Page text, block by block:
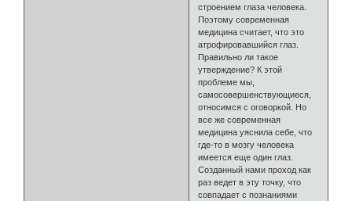
строением глаза человека.
Поэтому современная
медицина считает, что это
атрофировавшийся глаз.
Правильно ли такое
утверждение? К этой
проблеме мы,
самосовершенствующиеся,
относимся с оговоркой. Но
все же современная
медицина уяснила себе, что
где-то в мозгу человека
имеется еще один глаз.
Созданный нами проход как
раз ведет в эту точку, что
совпадает с познаниями